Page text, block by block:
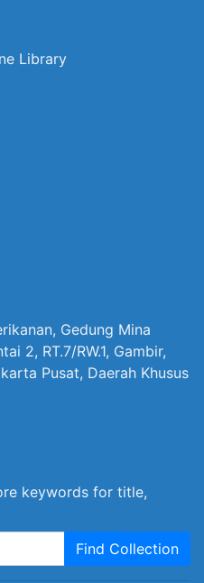
Library
Gedung Mina
2, RT.7/RW.1, Gambir,
Pusat, Daerah Khusus
keywords for title,
Find Collection